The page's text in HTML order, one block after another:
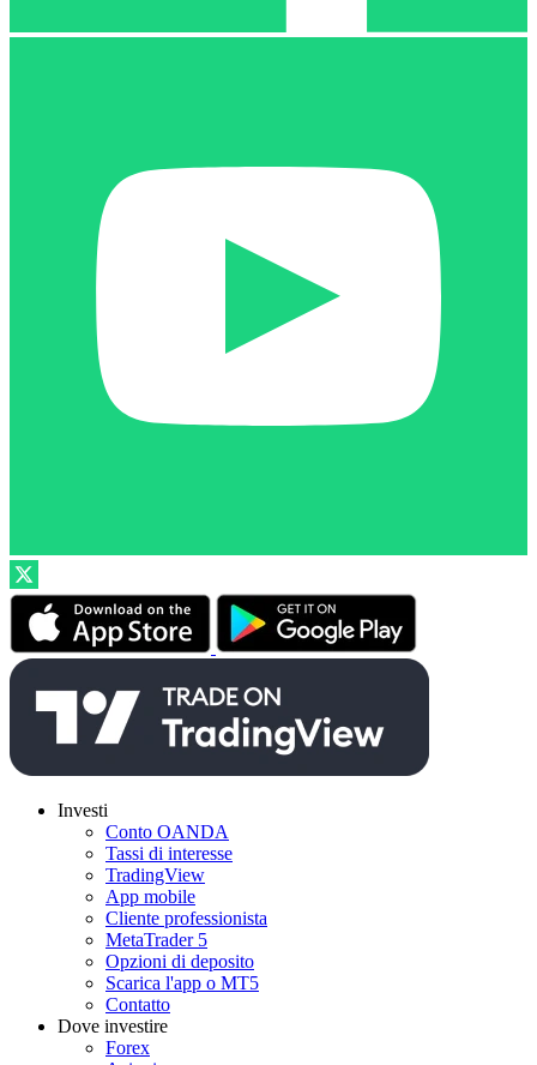
Investi
Conto OANDA
Tassi di interesse
TradingView
App mobile
Cliente professionista
MetaTrader 5
Opzioni di deposito
Scarica l'app o MT5
Contatto
Dove investire
Forex